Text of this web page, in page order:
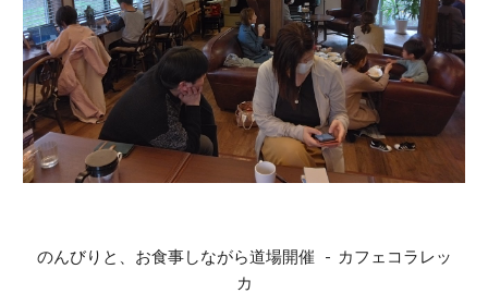
のんびりと、お食事しながら道場開催 - カフェコラレッ
カ